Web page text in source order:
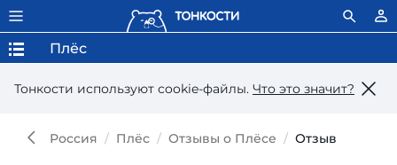
Тонкости используют сookie-файлы. Что это значит?
Плёс
Россия Плёс Отзывы о Плёсе Отзыв